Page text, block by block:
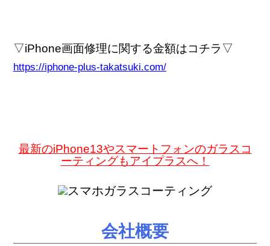
▽iPhone画面修理に関する金額はコチラ▽
https://iphone-plus-takatsuki.com/
最新のiPhone13やスマートフォンのガラスコ
ーティングもアイプラスへ！
会社概要